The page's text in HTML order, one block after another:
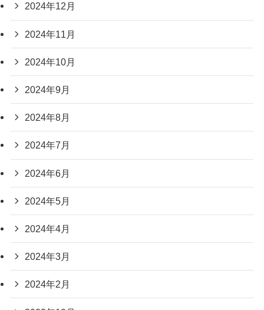
2024年12月
2024年11月
2024年10月
2024年9月
2024年8月
2024年7月
2024年6月
2024年5月
2024年4月
2024年3月
2024年2月